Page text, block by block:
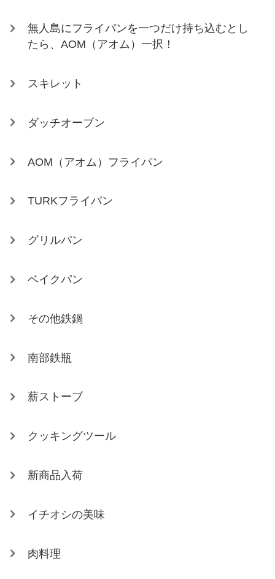
無人島にフライパンを一つだけ持ち込むとし
たら、AOM（アオム）一択！
スキレット
ダッチオーブン
AOM（アオム）フライパン
TURKフライパン
グリルパン
ベイクパン
その他鉄鍋
南部鉄瓶
薪ストーブ
クッキングツール
新商品入荷
イチオシの美味
肉料理